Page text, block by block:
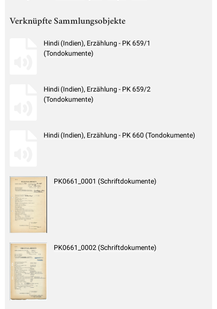
Verknüpfte Sammlungsobjekte
Hindi (Indien), Erzählung - PK 659/1
(Tondokumente)
Hindi (Indien), Erzählung - PK 659/2
(Tondokumente)
Hindi (Indien), Erzählung - PK 660 (Tondokumente)
PK0661_0001 (Schriftdokumente)
PK0661_0002 (Schriftdokumente)